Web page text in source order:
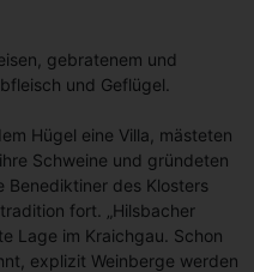
gebratenem und
und Geflügel.
Hügel eine Villa, mästeten
Schweine und gründeten
Benediktiner des Klosters
fort. „Hilsbacher
Lage im Kraichgau. Schon
explizit Weinberge werden